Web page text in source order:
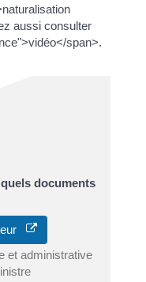
aussi consulter
span>.
documents
et administrative